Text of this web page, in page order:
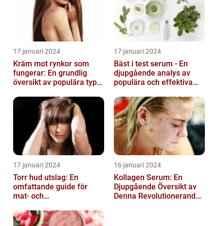
17 januari 2024
Kräm mot rynkor som
fungerar: En grundlig
översikt av populära typer
17 januari 2024
Bäst i test serum - En
djupgående analys av
populära och effektiva
17 januari 2024
Torr hud utslag: En
omfattande guide för
mat- och
16 januari 2024
Kollagen Serum: En
Djupgående Översikt av
Denna Revolutionerande